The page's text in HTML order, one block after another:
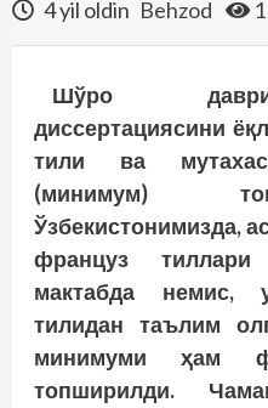
4 yil oldin Behzod 1
Шўро
диссертациясини
тили ва
(минимум)
Ўзбекистонимизда,
француз тиллари
мактабда немис,
тилидан таълим
минимуми ҳам
топширилди.